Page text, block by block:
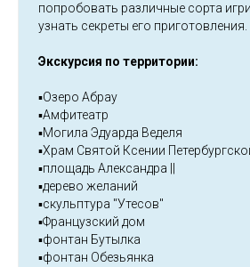
попробовать различные сорта
узнать секреты его приготовления.
Экскурсия по территории:
▪️Озеро Абрау
▪️Амфитеатр
▪️Могила Эдуарда Веделя
▪️Храм Святой Ксении
▪️площадь Александра ||
▪️дерево желаний
▪️скульптура "Утесов"
▪️Французский дом
▪️фонтан Бутылка
▪️фонтан Обезьянка